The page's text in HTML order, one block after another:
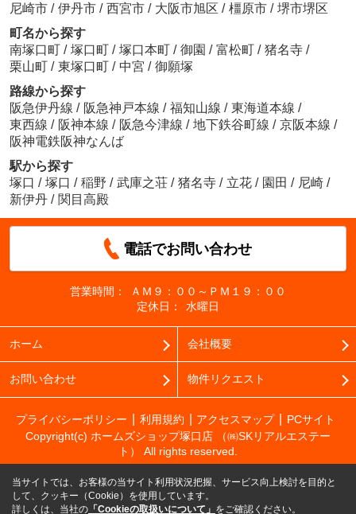
尼崎市 / 伊丹市 / 西宮市 / 大阪市旭区 / 橿原市 / 堺市堺区
町名から探す
南塚口町 / 塚口町 / 塚口本町 / 御園 / 富松町 / 猪名寺 /
栗山町 / 東塚口町 / 中宮 / 御願塚
路線から探す
阪急伊丹線 / 阪急神戸本線 / 福知山線 / 東海道本線 /
東西線 / 阪神本線 / 阪急今津線 / 地下鉄谷町線 / 京阪本線 /
阪神電鉄阪神なんば
駅から探す
塚口 / 塚口 / 稲野 / 武庫之荘 / 猪名寺 / 立花 / 園田 / 尼崎 /
新伊丹 / 関目高殿
電話でお問い合わせ
営業時間：
ＡＭ９：００～ＰＭ１９：００
定休日：
水曜日
ホーム 会社概要
お問い合わせ 物件リクエスト
プライバシーポリシー 利用規約 アクセスマップ
PCサイト
Copyright(c) ホームズショップ塚口店 （㈱SKリアルエステー
ト） All rights reserved.
当サイトでは、お客様の当サイト利用状況把握、サービス向上検討を目的と
して、クッキー（Cookie）を使用しています。
詳しくは、当社の 「Cookieの取扱いについて」 をご確認ください。